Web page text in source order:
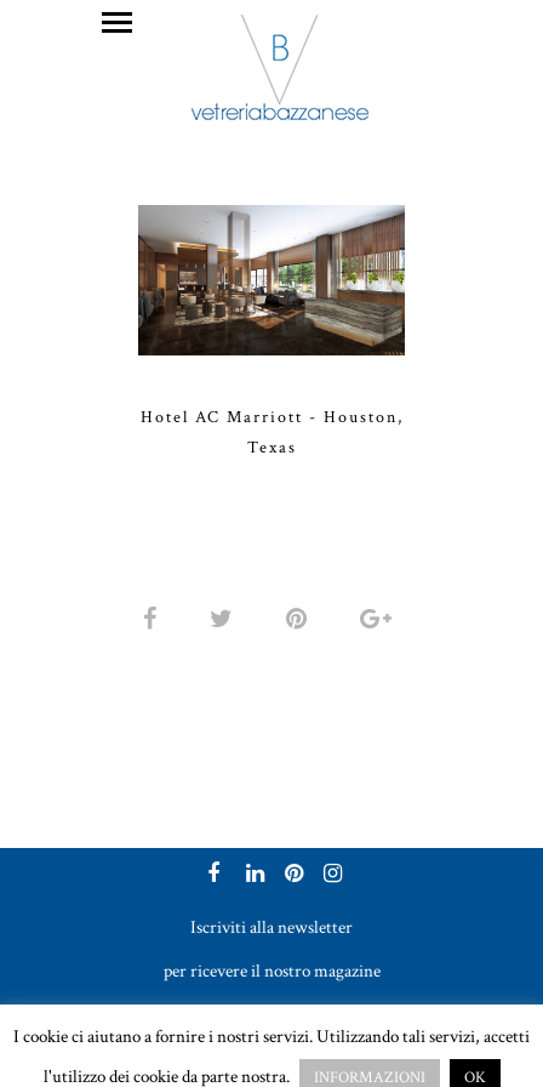
Hotel AC Marriott - Houston,
Texas
Iscriviti alla newsletter
per ricevere il nostro magazine
Vetreria Bazzanese s.r.l. - Tel. +39 051 969017
Email:sales@vetreriabazzanese.com
I cookie ci aiutano a fornire i nostri servizi. Utilizzando tali servizi, accetti
l'utilizzo dei cookie da parte nostra.
INFORMAZIONI OK